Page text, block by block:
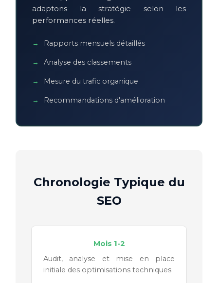
adaptons la stratégie selon les
performances réelles.
Rapports mensuels détaillés
Analyse des classements
Mesure du trafic organique
Recommandations d'amélioration
Chronologie Typique du
SEO
Mois 1-2
Audit, analyse et mise en place
initiale des optimisations techniques.